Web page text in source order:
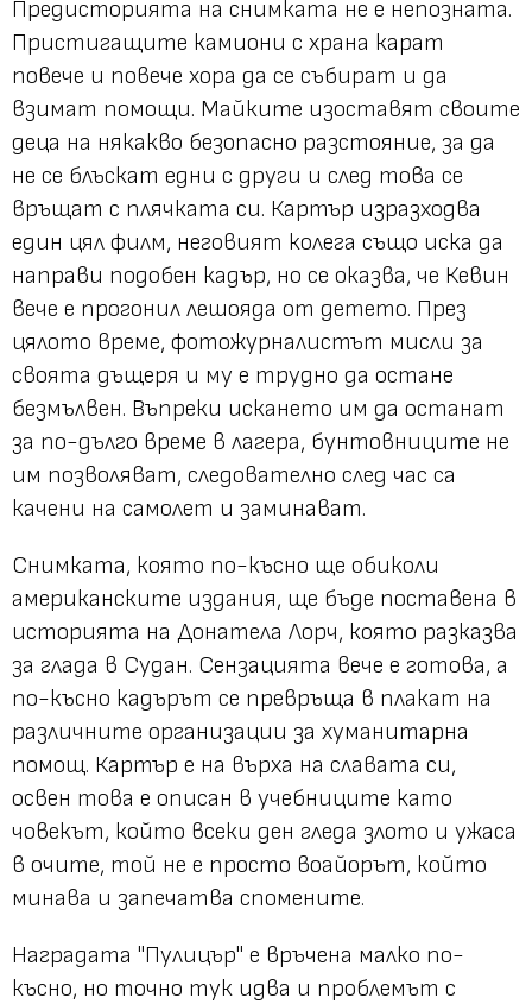
Предисторията на снимката не е непозната.
Пристигащите камиони с храна карат
повече и повече хора да се събират и да
взимат помощи. Майките изоставят своите
деца на някакво безопасно разстояние, за да
не се блъскат едни с други и след това се
връщат с плячката си. Картър изразходва
един цял филм, неговият колега също иска да
направи подобен кадър, но се оказва, че Кевин
вече е прогонил лешояда от детето. През
цялото време, фотожурналистът мисли за
своята дъщеря и му е трудно да остане
безмълвен. Въпреки искането им да останат
за по-дълго време в лагера, бунтовниците не
им позволяват, следователно след час са
качени на самолет и заминават.
Снимката, която по-късно ще обиколи
американските издания, ще бъде поставена в
историята на Донатела Лорч, която разказва
за глада в Судан. Сензацията вече е готова, а
по-късно кадърът се превръща в плакат на
различните организации за хуманитарна
помощ. Картър е на върха на славата си,
освен това е описан в учебниците като
човекът, който всеки ден гледа злото и ужаса
в очите, той не е просто воайорът, който
минава и запечатва спомените.
Наградата "Пулицър" е връчена малко по-
късно, но точно тук идва и проблемът с